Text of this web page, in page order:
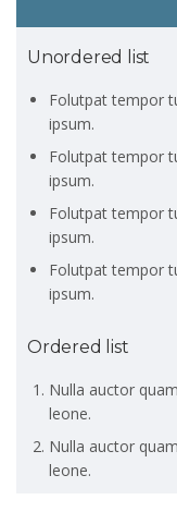
Unordered list
Folutpat tempor
ipsum.
Folutpat tempor
ipsum.
Folutpat tempor
ipsum.
Folutpat tempor
ipsum.
Ordered list
Nulla auctor
leone.
Nulla auctor
leone.